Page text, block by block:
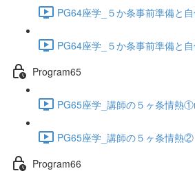
PG64座学_５か条事前準備と
PG64座学_５か条事前準備と
Program65
PG65座学_講師の５ヶ条情熱
PG65座学_講師の５ヶ条情熱
Program66